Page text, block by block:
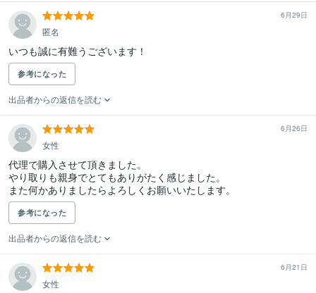
6月29日
匿名
いつも誠に有難うございます！
参考になった
出品者からの返信を読む
6月26日
女性
代理で購入させて頂きました。
やり取りも親身でとてもありがたく感じました。
また何かありましたらよろしくお願いいたします。
参考になった
出品者からの返信を読む
6月21日
女性